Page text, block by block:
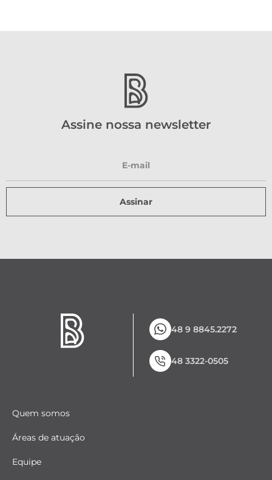
Assine nossa newsletter
Assinar
48 9 8845.2272
48 3322-0505
Quem somos
Áreas de atuação
Equipe